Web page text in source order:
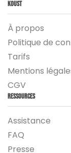
Koust
À propos
Politique de
Tarifs
Mentions
CGV
Ressources
Assistance
FAQ
Presse